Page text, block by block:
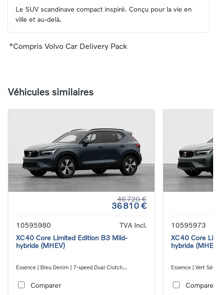
Le SUV scandinave compact inspiré. Conçu pour la vie en
ville et au-delà.
*Compris Volvo Car Delivery Pack
Véhicules similaires
46 720 €
36 810 €
10595980
TVA Incl.
XC40 Core Limited Edition B3 Mild-
hybride (MHEV)
Essence | Bleu Denim | 7-speed Dual Clutch
Comparer
10595973
XC40 Core
hybride
Essence | Vert
Comparer